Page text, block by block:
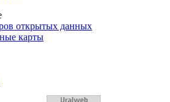
открытых данных
карты